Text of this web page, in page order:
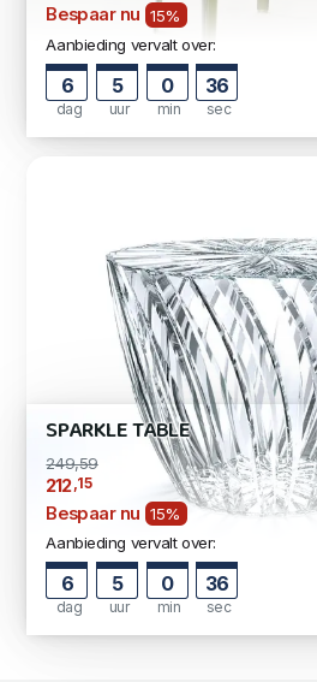
Bespaar nu 15%
Aanbieding vervalt over:
6
dag
5
uur
0
min
35
sec
SPARKLE TABLE
249,59
212,15
Bespaar nu 15%
Aanbieding vervalt over:
6
dag
5
uur
0
min
35
sec